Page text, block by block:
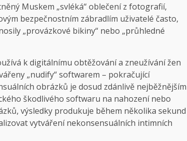
Muskem „svléká“ oblečení z fotografií,
bezpečnostním zábradlím uživatelé často,
„provázkové bikiny“ nebo „průhledné
k digitálnímu obtěžování a zneužívání žen
„nudify“ softwarem – pokračující
obrázků je dosud zdánlivě nejběžnějším
škodlivého softwaru na nahození nebo
výsledky produkuje během několika sekund
vytváření nekonsensuálních intimních